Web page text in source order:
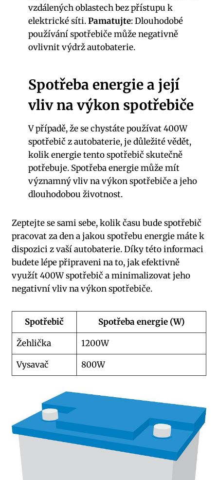
vzdálených oblastech bez přístupu k
elektrické síti.Pamatujte: Dlouhodobé
používání spotřebiče může negativně
ovlivnit výdrž autobaterie.
Spotřeba energie a její
vliv na výkon spotřebiče
V případě, že se chystáte používat 400W
spotřebič z autobaterie, je důležité vědět,
kolik energie tento spotřebič skutečně
potřebuje. Spotřeba energie může mít
významný vliv na výkon spotřebiče a jeho
dlouhodobou životnost.
Zeptejte se sami sebe, kolik času bude spotřebič
pracovat za den a jakou spotřebu energie máte k
dispozici z vaší autobaterie. Díky této informaci
budete lépe připraveni na to, jak efektivně
využít 400W spotřebič a minimalizovat jeho
negativní vliv na výkon spotřebiče.
Spotřebič
Spotřeba energie (W)
Žehlička
1200W
Vysavač
800W